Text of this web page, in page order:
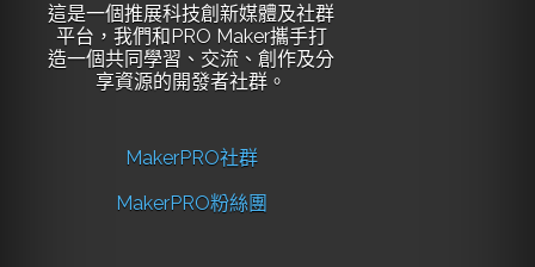
這是一個推展科技創新媒體及社群
平台，我們和PRO Maker攜手打
造一個共同學習、交流、創作及分
享資源的開發者社群。
MakerPRO社群
MakerPRO粉絲團